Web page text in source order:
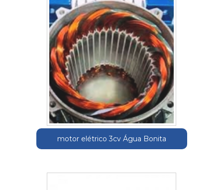
motor elétrico 3cv Água Bonita